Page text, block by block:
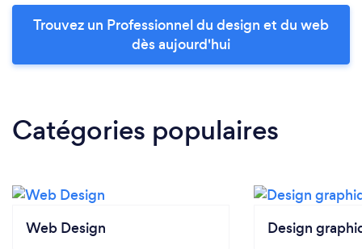
Trouvez un Professionnel du design et du web
dès aujourd'hui
Catégories populaires
Web Design Design